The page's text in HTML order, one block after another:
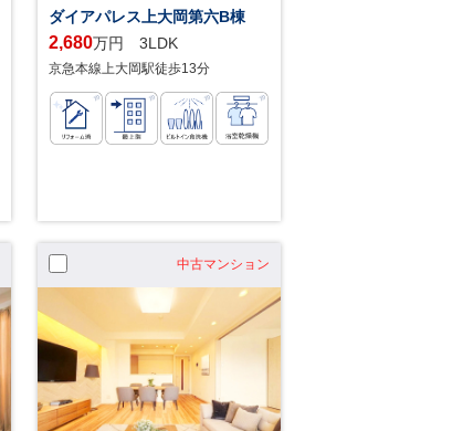
ダイアパレス上大岡第六B棟
2,680万円 3LDK
京急本線上大岡駅徒歩13分
中古マンション